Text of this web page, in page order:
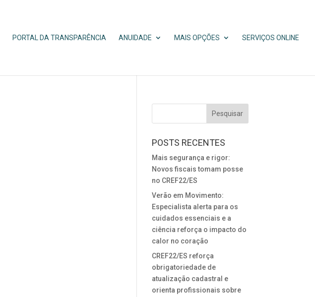
PORTAL DA TRANSPARÊNCIA ANUIDADE MAIS OPÇÕES SERVIÇOS ONLINE
POSTS RECENTES
Mais segurança e rigor:
Novos fiscais tomam posse
no CREF22/ES
Verão em Movimento:
Especialista alerta para os
cuidados essenciais e a
ciência reforça o impacto do
calor no coração
CREF22/ES reforça
obrigatoriedade de
atualização cadastral e
orienta profissionais sobre